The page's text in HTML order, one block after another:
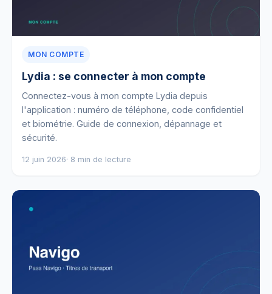
MON COMPTE
Lydia : se connecter à mon compte
Connectez-vous à mon compte Lydia depuis
l'application : numéro de téléphone, code confidentiel
et biométrie. Guide de connexion, dépannage et
sécurité.
12 juin 2026· 8 min de lecture